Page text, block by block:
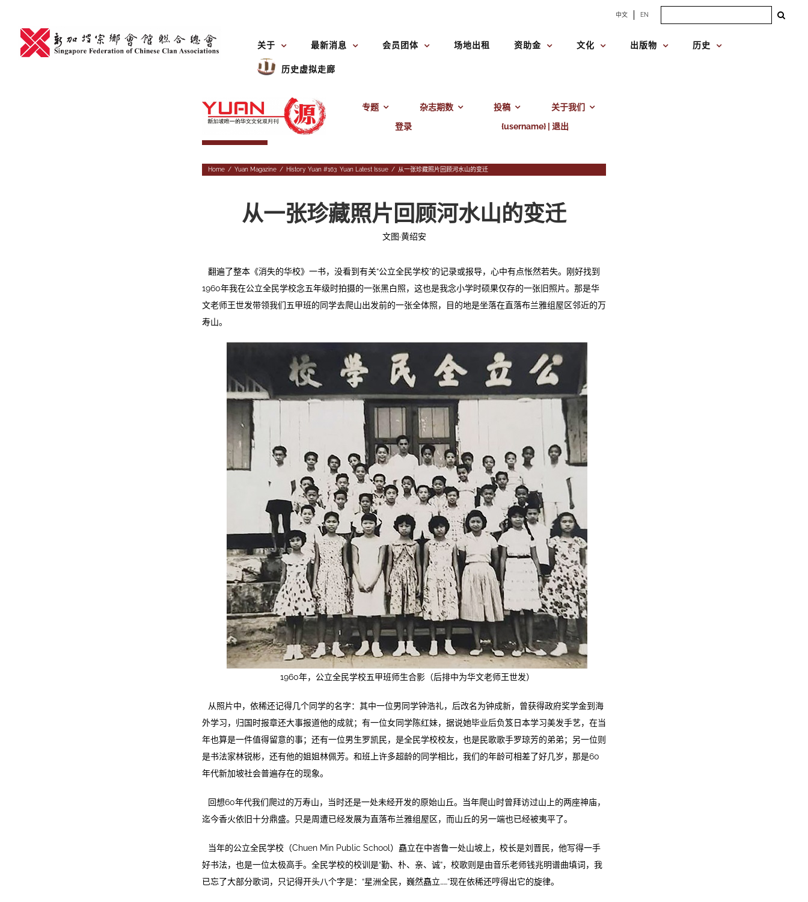
content
中文 EN
关于
最新消息 会员团体 场地出租 资助金 文化 出版物 历史
历史虚拟走廊
专题 杂志期数 投稿
关于我们
登录
{username} | 退出
Home / Yuan Magazine / History, Yuan #163, Yuan Latest Issue / 从一张珍藏照片回顾河水山的变迁
从一张珍藏照片回顾河水山的变迁
文图·黄绍安
翻遍了整本《消失的华校》一书，没看到有关“公立全民学校”的记录或报导，心中有点怅然若失。刚好找到
1960年我在公立全民学校念五年级时拍摄的一张黑白照，这也是我念小学时硕果仅存的一张旧照片。那是华
文老师王世发带领我们五甲班的同学去爬山出发前的一张全体照，目的地是坐落在直落布兰雅组屋区邻近的万
寿山。
1960年，公立全民学校五甲班师生合影（后排中为华文老师王世发）
从照片中，依稀还记得几个同学的名字：其中一位男同学钟浩礼，后改名为钟成新，曾获得政府奖学金到海
外学习，归国时报章还大事报道他的成就；有一位女同学陈红妹，据说她毕业后负笈日本学习美发手艺，在当
年也算是一件值得留意的事；还有一位男生罗凯民，是全民学校校友，也是民歌歌手罗琼芳的弟弟；另一位则
是书法家林锐彬，还有他的姐姐林佩芳。和班上许多超龄的同学相比，我们的年龄可相差了好几岁，那是60
年代新加坡社会普遍存在的现象。
回想60年代我们爬过的万寿山，当时还是一处未经开发的原始山丘。当年爬山时曾拜访过山上的两座神庙，
迄今香火依旧十分鼎盛。只是周遭已经发展为直落布兰雅组屋区，而山丘的另一端也已经被夷平了。
当年的公立全民学校（Chuen Min Public School）矗立在中峇鲁一处山坡上，校长是刘晋民，他写得一手
好书法，也是一位太极高手。全民学校的校训是“勤、朴、亲、诚”，校歌则是由音乐老师钱兆明谱曲填词，我
已忘了大部分歌词，只记得开头八个字是：“星洲全民，巍然矗立……”现在依稀还哼得出它的旋律。